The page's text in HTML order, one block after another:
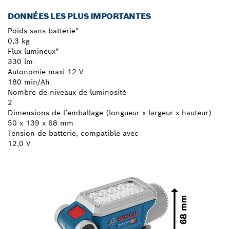
DONNÉES LES PLUS IMPORTANTES
Poids sans batterie*
0,3 kg
Flux lumineux*
330 lm
Autonomie maxi 12 V
180 min/Ah
Nombre de niveaux de luminosité
2
Dimensions de l’emballage (longueur x largeur x hauteur)
50 x 139 x 68 mm
Tension de batterie, compatible avec
12,0 V